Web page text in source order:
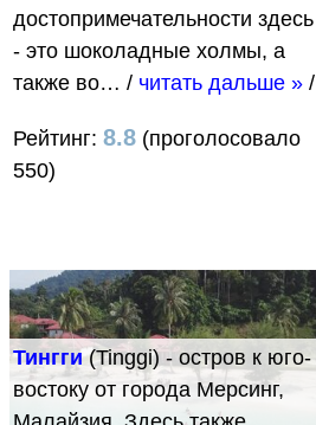
достопримечательности здесь
- это шоколадные холмы, а
также во… / читать дальше » /
Рейтинг: 8.8 (проголосовало
550)
Тингги(Tinggi) - остров к юго-
востоку от города Мерсинг,